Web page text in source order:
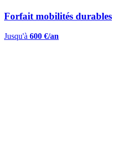
Forfait mobilités durables
Jusqu'à 600 €/an